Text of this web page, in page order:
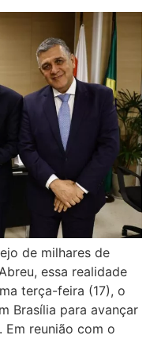
de milhares de
essa realidade
terça-feira (17), o
Brasília para avançar
reunião com o